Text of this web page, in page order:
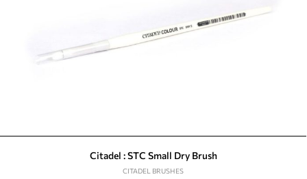
Citadel : STC Small Dry Brush
CITADEL BRUSHES